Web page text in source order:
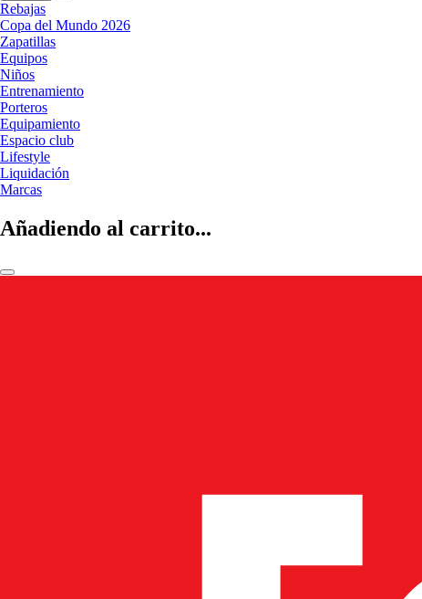
Rebajas
Copa del Mundo 2026
Zapatillas
Equipos
Niños
Entrenamiento
Porteros
Equipamiento
Espacio club
Lifestyle
Liquidación
Marcas
Añadiendo al carrito...